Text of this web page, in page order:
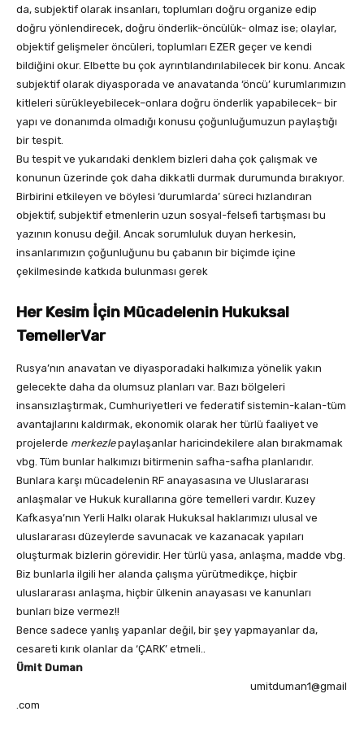
da, subjektif olarak insanları, toplumları doğru organize edip
doğru yönlendirecek, doğru önderlik-öncülük- olmaz ise; olaylar,
objektif gelişmeler öncüleri, toplumları EZER geçer ve kendi
bildiğini okur. Elbette bu çok ayrıntılandırılabilecek bir konu. Ancak
subjektif olarak diyasporada ve anavatanda ‘öncü’ kurumlarımızın
kitleleri sürükleyebilecek–onlara doğru önderlik yapabilecek– bir
yapı ve donanımda olmadığı konusu çoğunluğumuzun paylaştığı
bir tespit.
Bu tespit ve yukarıdaki denklem bizleri daha çok çalışmak ve
konunun üzerinde çok daha dikkatli durmak durumunda bırakıyor.
Birbirini etkileyen ve böylesi ‘durumlarda’ süreci hızlandıran
objektif, subjektif etmenlerin uzun sosyal-felsefi tartışması bu
yazının konusu değil. Ancak sorumluluk duyan herkesin,
insanlarımızın çoğunluğunu bu çabanın bir biçimde içine
çekilmesinde katkıda bulunması gerek
Her Kesim İçin Mücadelenin Hukuksal
TemellerVar
Rusya’nın anavatan ve diyasporadaki halkımıza yönelik yakın
gelecekte daha da olumsuz planları var. Bazı bölgeleri
insansızlaştırmak, Cumhuriyetleri ve federatif sistemin-kalan-tüm
avantajlarını kaldırmak, ekonomik olarak her türlü faaliyet ve
projelerde merkezlepaylaşanlar haricindekilere alan bırakmamak
vbg. Tüm bunlar halkımızı bitirmenin safha-safha planlarıdır.
Bunlara karşı mücadelenin RF anayasasına ve Uluslararası
anlaşmalar ve Hukuk kurallarına göre temelleri vardır. Kuzey
Kafkasya’nın Yerli Halkı olarak Hukuksal haklarımızı ulusal ve
uluslararası düzeylerde savunacak ve kazanacak yapıları
oluşturmak bizlerin görevidir. Her türlü yasa, anlaşma, madde vbg.
Biz bunlarla ilgili her alanda çalışma yürütmedikçe, hiçbir
uluslararası anlaşma, hiçbir ülkenin anayasası ve kanunları
bunları bize vermez!!
Bence sadece yanlış yapanlar değil, bir şey yapmayanlar da,
cesareti kırık olanlar da ‘ÇARK’ etmeli..
Ümit Duman
umitduman1@gmail
.com